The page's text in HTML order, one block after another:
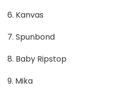
6. Kanvas
7. Spunbond
8. Baby Ripstop
9. Mika